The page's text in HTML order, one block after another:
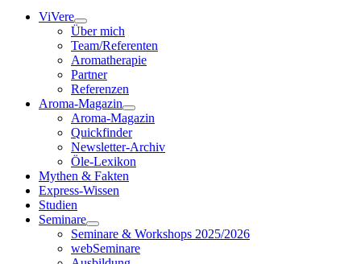
ViVere
Über mich
Team/Referenten
Aromatherapie
Partner
Referenzen
Aroma-Magazin
Aroma-Magazin
Quickfinder
Newsletter-Archiv
Öle-Lexikon
Mythen & Fakten
Express-Wissen
Studien
Seminare
Seminare & Workshops 2025/2026
webSeminare